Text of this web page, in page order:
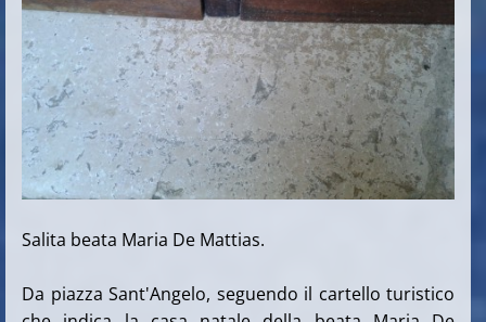
Salita beata Maria De Mattias.
Da piazza Sant'Angelo, seguendo il cartello turistico